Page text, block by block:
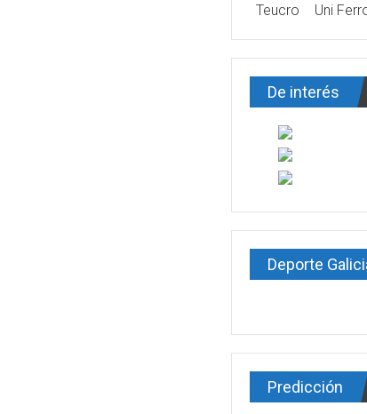
Teucro
Uni
De interés
Deporte
Predicción